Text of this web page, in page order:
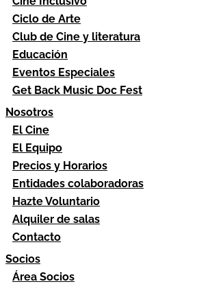
Ciclo de Arte
Club de Cine y literatura
Educación
Eventos Especiales
Get Back Music Doc Fest
Nosotros
El Cine
El Equipo
Precios y Horarios
Entidades colaboradoras
Hazte Voluntario
Alquiler de salas
Contacto
Socios
Área Socios